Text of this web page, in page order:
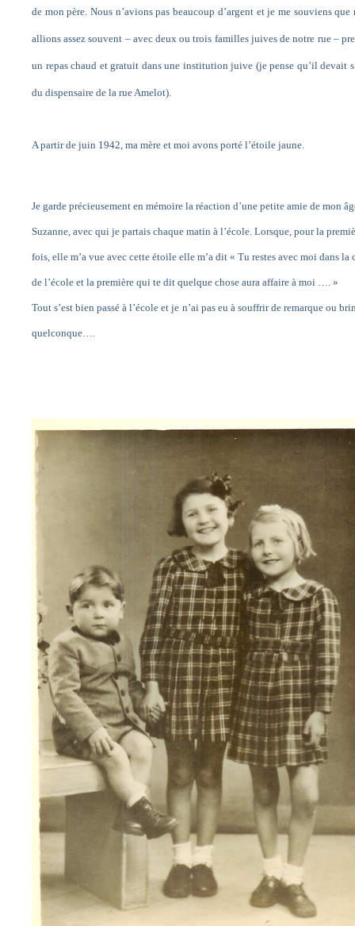
de mon père. Nous n’avions pas beaucoup d’argent et je me souviens que
allions assez souvent – avec deux ou trois familles juives de notre rue –
un repas chaud et gratuit dans une institution juive (je pense qu’il devait
du dispensaire de la rue Amelot).
A partir de juin 1942, ma mère et moi avons porté l’étoile jaune.
Je garde précieusement en mémoire la réaction d’une petite amie de mon
Suzanne, avec qui je partais chaque matin à l’école. Lorsque, pour la
fois, elle m’a vue avec cette étoile elle m’a dit « Tu restes avec moi dans la
de l’école et la première qui te dit quelque chose aura affaire à moi …. »
Tout s’est bien passé à l’école et je n’ai pas eu à souffrir de remarque ou
quelconque….